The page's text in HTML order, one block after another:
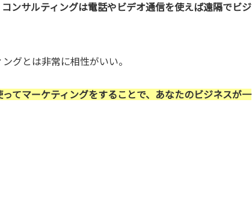
コンサルティングは電話やビデオ通信を使えば遠隔でビジ
グとは非常に相性がいい。
てマーケティングをすることで、あなたのビジネスが一